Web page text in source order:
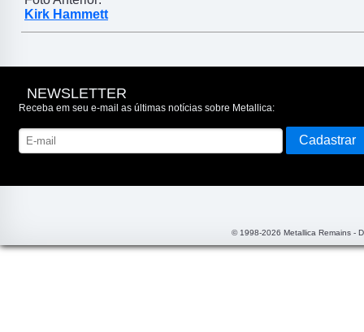
Kirk Hammett
NEWSLETTER
Receba em seu e-mail as últimas notícias sobre Metallica:
© 1998-2026 Metallica Remains -